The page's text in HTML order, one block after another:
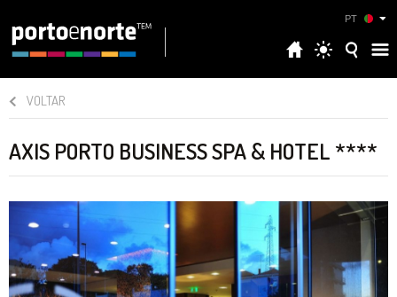
PT
VOLTAR
AXIS PORTO BUSINESS SPA & HOTEL ****